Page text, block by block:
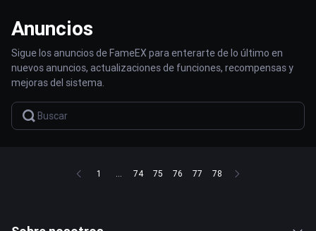
Anuncios
Sigue los anuncios de FameEX para enterarte de lo último en
nuevos anuncios, actualizaciones de funciones, recompensas y
mejoras del sistema.
1 ... 74 75 76 77 78